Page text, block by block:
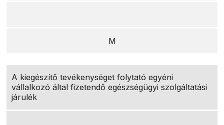
M
A kiegészítő tevékenységet folytató egyéni
vállalkozó által fizetendő egészségügyi szolgáltatási
járulék